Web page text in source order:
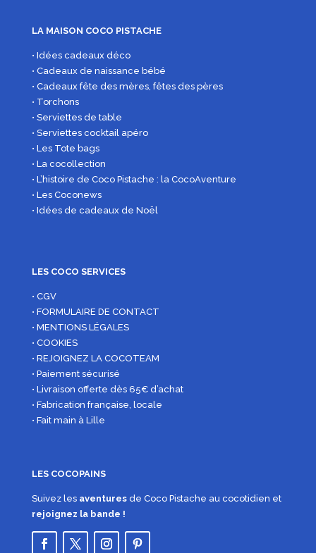
LA MAISON COCO PISTACHE
• Idées cadeaux déco
• Cadeaux de naissance bébé
• Cadeaux fête des mères, fêtes des pères
• Torchons
• Serviettes de table
• Serviettes cocktail apéro
• Les Tote bags
• La cocollection
• L’histoire de Coco Pistache : la CocoAventure
• Les Coconews
• Idées de cadeaux de Noël
LES COCO SERVICES
• CGV
• FORMULAIRE DE CONTACT
• MENTIONS LÉGALES
• COOKIES
• REJOIGNEZ LA COCOTEAM
• Paiement sécurisé
• Livraison offerte dès 65€ d’achat
• Fabrication française, locale
• Fait main à Lille
LES COCOPAINS
Suivez les aventuresde Coco Pistache au cocotidien et
rejoignez la bande !